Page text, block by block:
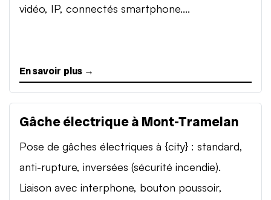
vidéo, IP, connectés smartphone....
En savoir plus →
Gâche électrique à Mont-Tramelan
Pose de gâches électriques à {city} : standard,
anti-rupture, inversées (sécurité incendie).
Liaison avec interphone, bouton poussoir,